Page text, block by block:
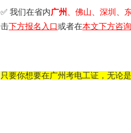
✅ 我们在省内广州 、佛山、深圳、
击下方报名入口或者在本文下方咨
只要你想要在广州考电工证，无论